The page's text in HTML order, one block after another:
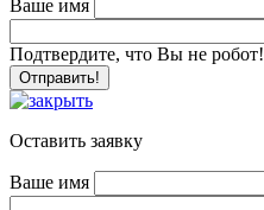
Ваше имя
Подтвердите, что Вы не робот!
Оставить заявку
Ваше имя